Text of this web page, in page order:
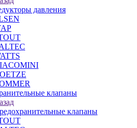
давления
клапаны
клапаны